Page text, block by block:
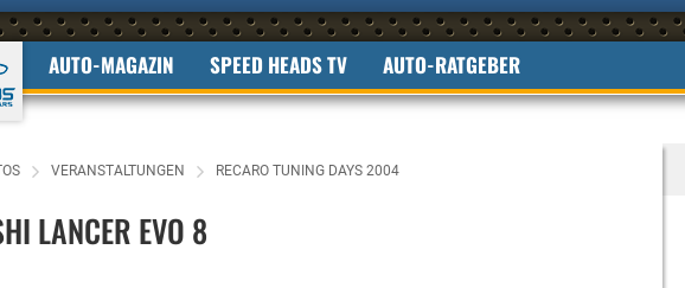
AUTO-MAGAZIN SPEED HEADS TV AUTO-RATGEBER
VERANSTALTUNGEN RECARO TUNING DAYS 2004
LANCER EVO 8